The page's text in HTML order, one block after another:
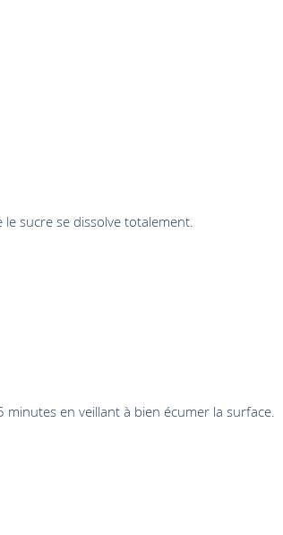
sucre se dissolve totalement.
en veillant à bien écumer la surface.